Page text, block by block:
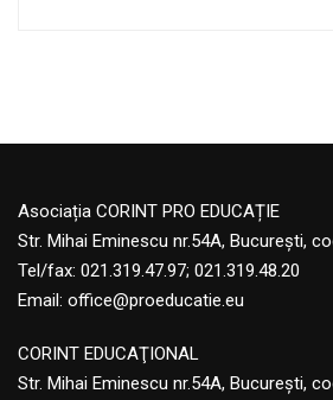
Asociația CORINT PRO EDUCAȚIE
Str. Mihai Eminescu nr.54A, București,
Tel/fax: 021.319.47.97; 021.319.48.20
Email: office@proeducatie.eu
CORINT EDUCAŢIONAL
Str. Mihai Eminescu nr.54A, Bucureşti,